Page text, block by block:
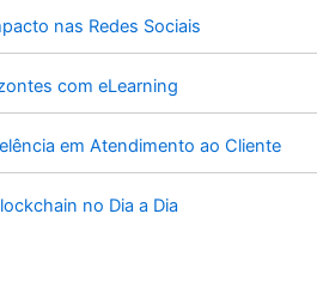
nas Redes Sociais
com eLearning
em Atendimento ao Cliente
no Dia a Dia